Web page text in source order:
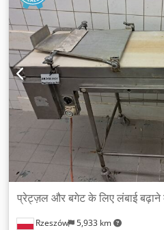
Rzeszów 5,933 km
प्रेट्ज़ल और बगेट के लिए लंबाई बढ़ाने